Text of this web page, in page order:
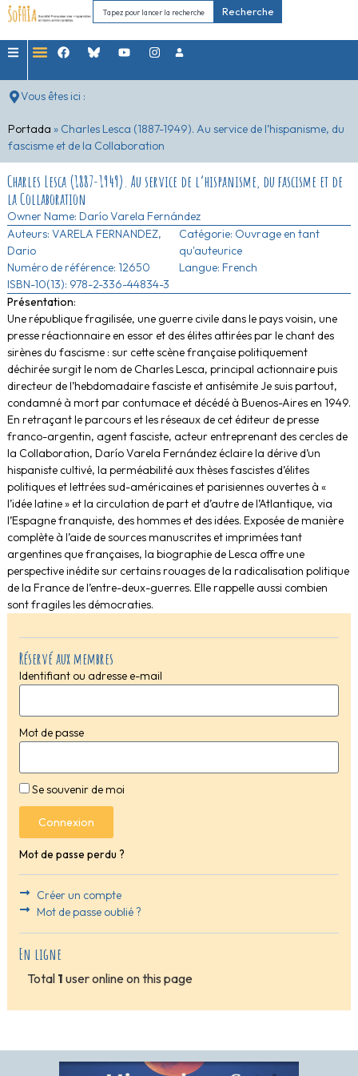
Recherche
Vous êtes ici :
Portada » Charles Lesca (1887-1949). Au service de l’hispanisme, du
fascisme et de la Collaboration
Réservé aux membres
Identifiant ou adresse e-mail
Mot de passe
Se souvenir de moi
Connexion
Mot de passe perdu ?
Créer un compte
Mot de passe oublié ?
En ligne
Total 1 user online on this page
Charles Lesca (1887-1949). Au service de l’hispanisme, du fascisme et de
la Collaboration
Owner Name: Darío Varela Fernández
Auteurs: VARELA FERNANDEZ,
Dario
Numéro de référence: 12650
ISBN-10(13): 978-2-336-44834-3
Catégorie: Ouvrage en tant
qu'auteurice
Langue: French
Présentation:
Une république fragilisée, une guerre civile dans le pays voisin, une
presse réactionnaire en essor et des élites attirées par le chant des
sirènes du fascisme : sur cette scène française politiquement
déchirée surgit le nom de Charles Lesca, principal actionnaire puis
directeur de l’hebdomadaire fasciste et antisémite Je suis partout,
condamné à mort par contumace et décédé à Buenos-Aires en 1949.
En retraçant le parcours et les réseaux de cet éditeur de presse
franco-argentin, agent fasciste, acteur entreprenant des cercles de
la Collaboration, Darío Varela Fernández éclaire la dérive d’un
hispaniste cultivé, la perméabilité aux thèses fascistes d’élites
politiques et lettrées sud-américaines et parisiennes ouvertes à «
l’idée latine » et la circulation de part et d’autre de l’Atlantique, via
l’Espagne franquiste, des hommes et des idées. Exposée de manière
complète à l’aide de sources manuscrites et imprimées tant
argentines que françaises, la biographie de Lesca offre une
perspective inédite sur certains rouages de la radicalisation politique
de la France de l’entre-deux-guerres. Elle rappelle aussi combien
sont fragiles les démocraties.